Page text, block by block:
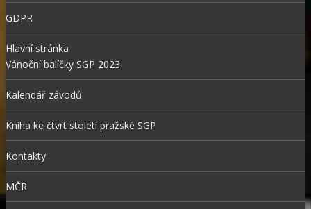
GDPR
Hlavní stránka
Vánoční balíčky SGP 2023
Kalendář závodů
Kniha ke čtvrt století pražské SGP
Kontakty
MČR